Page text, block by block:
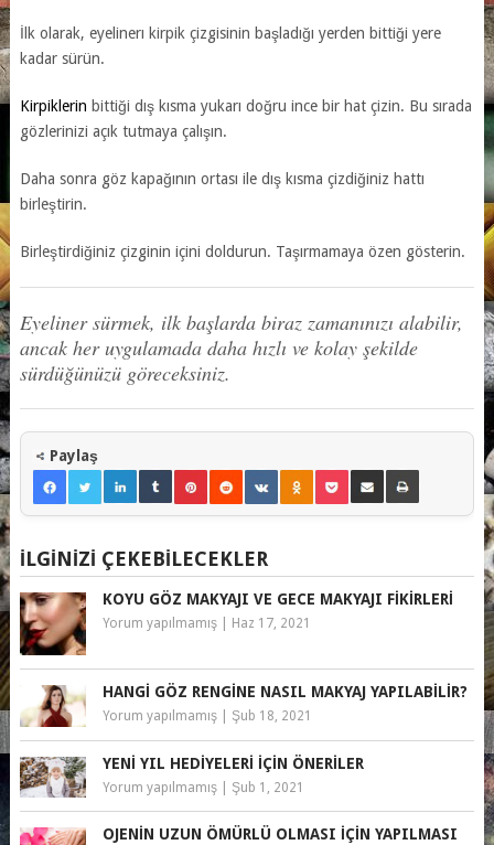
İlk olarak, eyelinerı kirpik çizgisinin başladığı yerden bittiği yere
kadar sürün.
Kirpiklerin bittiği dış kısma yukarı doğru ince bir hat çizin. Bu sırada
gözlerinizi açık tutmaya çalışın.
Daha sonra göz kapağının ortası ile dış kısma çizdiğiniz hattı
birleştirin.
Birleştirdiğiniz çizginin içini doldurun. Taşırmamaya özen gösterin.
Eyeliner sürmek, ilk başlarda biraz zamanınızı alabilir,
ancak her uygulamada daha hızlı ve kolay şekilde
sürdüğünüzü göreceksiniz.
Paylaş
İLGINIZI ÇEKEBILECEKLER
KOYU GÖZ MAKYAJI VE GECE MAKYAJI FIKIRLERI
Yorum yapılmamış| Haz 17, 2021
HANGI GÖZ RENGINE NASIL MAKYAJ YAPILABILIR?
Yorum yapılmamış| Şub 18, 2021
YENI YIL HEDIYELERI IÇIN ÖNERILER
Yorum yapılmamış| Şub 1, 2021
OJENIN UZUN ÖMÜRLÜ OLMASI IÇIN YAPILMASI